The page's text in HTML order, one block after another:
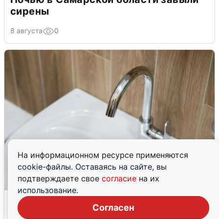
На информационном ресурсе применяются
cookie-файлы. Оставаясь на сайте, вы
подтверждаете свое согласие на их
использование.
Согласен
сирены
8 августа 0
В Архангельске перенесли сроки
подключения горячей воды